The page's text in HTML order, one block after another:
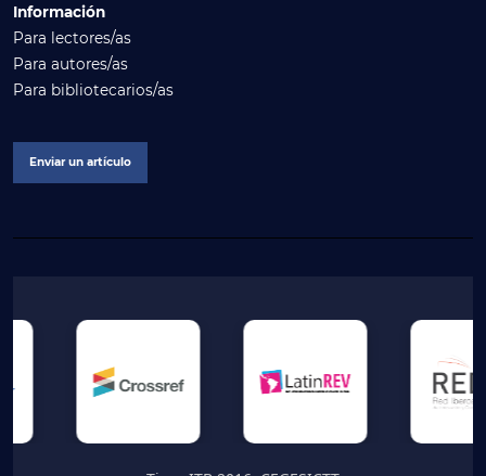
Información
Para lectores/as
Para autores/as
Para bibliotecarios/as
Enviar un artículo